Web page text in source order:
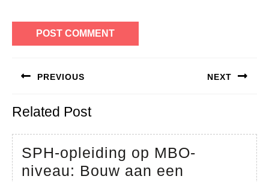
navigatie
PREVIOUS
post:
NEXT
Related Post
SPH-opleiding op MBO-
niveau: Bouw aan een